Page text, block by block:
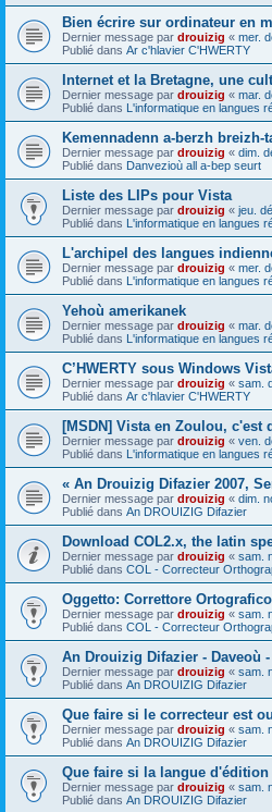
Bien écrire sur ordinateur en
Dernier message par drouizig « mer.
Publié dans Ar c'hlavier C'HWERTY
Internet et la Bretagne, une
Dernier message par drouizig « mar.
Publié dans L'informatique en langues
Kemennadenn a-berzh breizh-
Dernier message par drouizig « dim.
Publié dans Danvezioù all a-bep seurt
Liste des LIPs pour Vista
Dernier message par drouizig « jeu.
Publié dans L'informatique en langues
L'archipel des langues
Dernier message par drouizig « mer.
Publié dans L'informatique en langues
Yehoù amerikanek
Dernier message par drouizig « mar.
Publié dans L'informatique en langues
C’HWERTY sous Windows
Dernier message par drouizig « sam.
Publié dans Ar c'hlavier C'HWERTY
[MSDN] Vista en Zoulou, c'est
Dernier message par drouizig « ven.
Publié dans L'informatique en langues
« An Drouizig Difazier 2007,
Dernier message par drouizig « dim.
Publié dans An DROUIZIG Difazier
Download COL2.x, the latin
Dernier message par drouizig « sam.
Publié dans COL - Correcteur
Oggetto: Correttore
Dernier message par drouizig « sam.
Publié dans COL - Correcteur
An Drouizig Difazier - Daveoù -
Dernier message par drouizig « sam.
Publié dans An DROUIZIG Difazier
Que faire si le correcteur est
Dernier message par drouizig « sam.
Publié dans An DROUIZIG Difazier
Que faire si la langue
Dernier message par drouizig « sam.
Publié dans An DROUIZIG Difazier